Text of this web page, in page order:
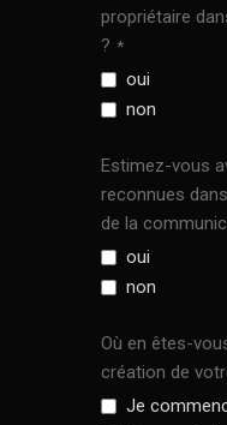
propriétaire
? *
oui
non
Estimez-vous
reconnues
de la
oui
non
Où en êtes-
création de
Je